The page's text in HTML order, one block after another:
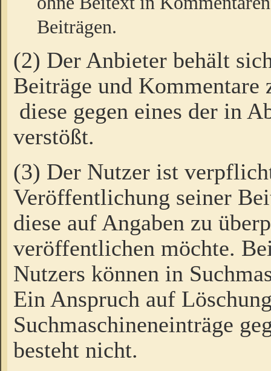
Beiträgen.
(2) Der Anbieter behält
Beiträge und Kommentare
diese gegen eines der in
verstößt.
(3) Der Nutzer ist
Veröffentlichung seiner
diese auf Angaben zu
veröffentlichen möchte.
Nutzers können in
Ein Anspruch auf
Suchmaschineneinträge
besteht nicht.